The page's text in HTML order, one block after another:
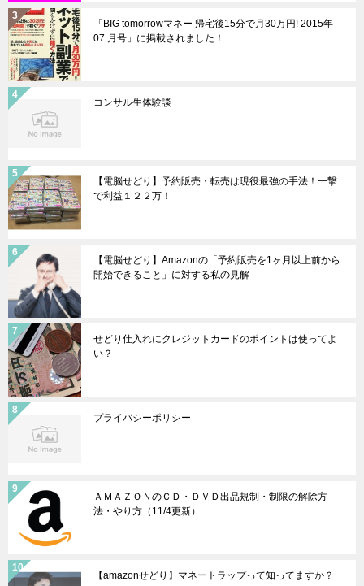
「BIG tomorrowマネー 帰宅後15分で月30万円! 2015年
07 月号」に掲載されました！
コンサル生体験談
【電脳せどり】予約販売・転売は現役最強の手法！一撃
で利益１２２万！
【電脳せどり】Amazonの「予約販売を1ヶ月以上前から
開始できること」に対する私の見解
せどり仕入れにクレジットカードのポイントは使ってよ
い？
プライバシーポリシー
ＡＭＡＺＯＮのＣＤ・ＤＶＤ出品規制・制限の解除方
法・やり方（11/4更新）
【amazonせどり】マネートラップって知ってますか？